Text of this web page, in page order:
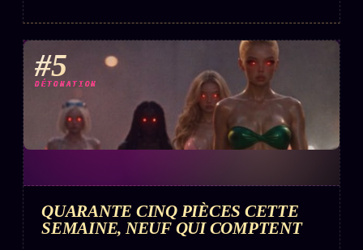
#5
DÉTONATION
QUARANTE CINQ PIÈCES CETTE
SEMAINE, NEUF QUI COMPTENT